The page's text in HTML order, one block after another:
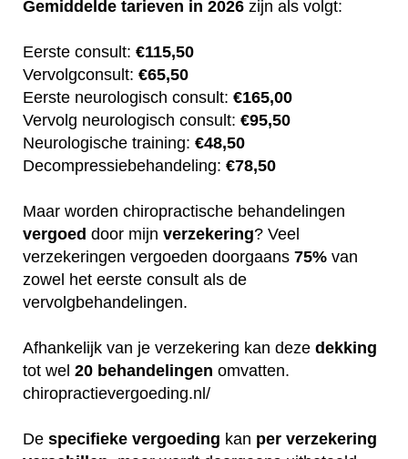
Gemiddelde tarieven in 2026 zijn als volgt:
Eerste consult: €115,50
Vervolgconsult: €65,50
Eerste neurologisch consult: €165,00
Vervolg neurologisch consult: €95,50
Neurologische training: €48,50
Decompressiebehandeling: €78,50
Maar worden chiropractische behandelingen
vergoed door mijn verzekering? Veel
verzekeringen vergoeden doorgaans 75% van
zowel het eerste consult als de
vervolgbehandelingen.
Afhankelijk van je verzekering kan deze dekking
tot wel 20 behandelingen omvatten.
chiropractievergoeding.nl/
De specifieke vergoeding kan per verzekering